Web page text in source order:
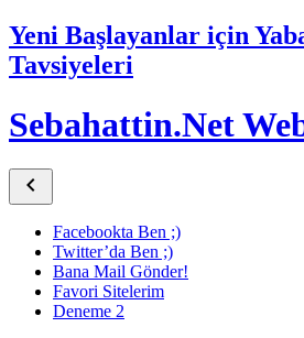
Yeni Başlayanlar için
Tavsiyeleri
Sebahattin.Net

Facebookta Ben ;)
Twitter’da Ben ;)
Bana Mail Gönder!
Favori Sitelerim
Deneme 2